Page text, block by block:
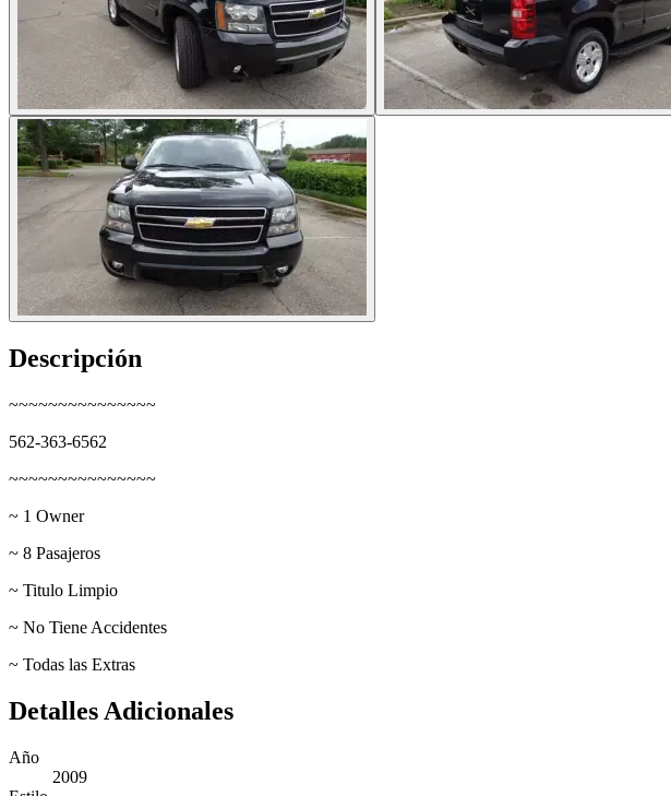
Descripción
~~~~~~~~~~~~~~~
562-363-6562
~~~~~~~~~~~~~~~
~ 1 Owner
~ 8 Pasajeros
~ Titulo Limpio
~ No Tiene Accidentes
~ Todas las Extras
Detalles Adicionales
Año
2009